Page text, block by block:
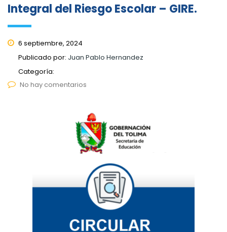
Integral del Riesgo Escolar – GIRE.
6 septiembre, 2024
Publicado por: Juan Pablo Hernandez
Categoría:
No hay comentarios